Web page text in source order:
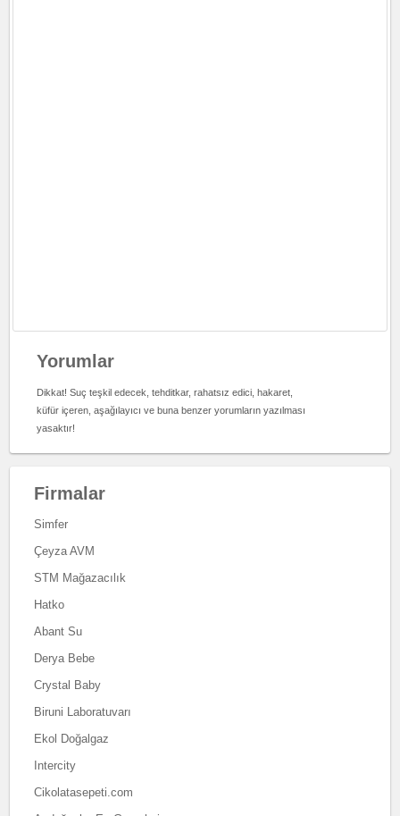
Yorumlar
Dikkat! Suç teşkil edecek, tehditkar, rahatsız edici, hakaret,
küfür içeren, aşağılayıcı ve buna benzer yorumların yazılması
yasaktır!
Firmalar
Simfer
Çeyza AVM
STM Mağazacılık
Hatko
Abant Su
Derya Bebe
Crystal Baby
Biruni Laboratuvarı
Ekol Doğalgaz
Intercity
Cikolatasepeti.com